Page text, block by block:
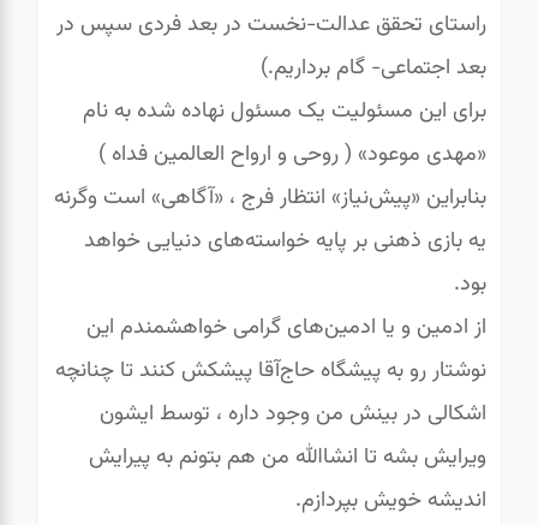
راستای تحقق عدالت-نخست در بعد فردی سپس در
بعد اجتماعی- گام برداریم.)
برای این مسئولیت یک مسئول نهاده شده به نام
«مهدی موعود» ( روحی و ارواح العالمین فداه )
بنابراین «پیش‌نیاز» انتظار فرج ، «آگاهی» است وگرنه
یه بازی ذهنی بر پایه خواسته‌های دنیایی خواهد
بود.
از ادمین و یا ادمین‌های گرامی خواهشمندم این
نوشتار رو به پیشگاه حاج‌آقا پیشکش کنند تا چنانچه
اشکالی در بینش من وجود داره ، توسط ایشون
ویرایش بشه تا انشاالله من هم بتونم به پیرایش
اندیشه خویش بپردازم.